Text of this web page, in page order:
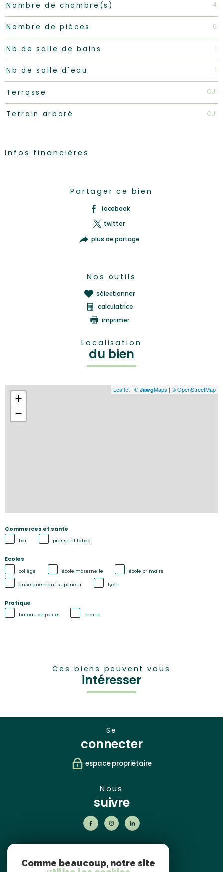
Nombre de chambre(s) 4
Nombre de pièces 6
Nb de salle de bains 1
Nb de salle d'eau 1
Terrasse OUI
Terrain arboré OUI
Infos financières
Partager ce bien
facebook
twitter
plus de partage
Nos outils
sélectionner
calculatrice
imprimer
Localisation
du bien
+
−
Leaflet | © JawgMaps | © OpenStreetMap
Commerces et santé
bar presse et tabac
Ecoles
collège école maternelle école primaire
enseignement supérieur lycée
Pratique
bureau de poste mairie
Ces biens peuvent vous
intéresser
se
connecter
espace propriétaire
nous
suivre
partenaires
Comme beaucoup, notre site